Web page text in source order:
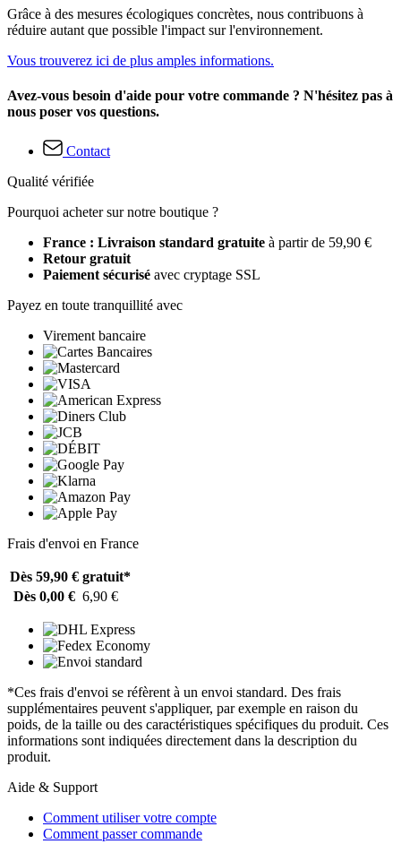
Grâce à des mesures écologiques concrètes, nous contribuons à
réduire autant que possible l'impact sur l'environnement.
Vous trouverez ici de plus amples informations.
Avez-vous besoin d'aide pour votre commande ? N'hésitez pas à
nous poser vos questions.
Contact
Qualité vérifiée
Pourquoi acheter sur notre boutique ?
France : Livraison standard gratuite à partir de 59,90 €
Retour gratuit
Paiement sécurisé avec cryptage SSL
Payez en toute tranquillité avec
Virement bancaire
Frais d'envoi en France
Dès 59,90 € gratuit*
Dès 0,00 € 6,90 €
*Ces frais d'envoi se réfèrent à un envoi standard. Des frais
supplémentaires peuvent s'appliquer, par exemple en raison du
poids, de la taille ou des caractéristiques spécifiques du produit. Ces
informations sont indiquées directement dans la description du
produit.
Aide & Support
Comment utiliser votre compte
Comment passer commande